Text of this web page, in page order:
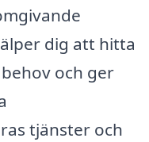
dig att hitta
och ger
tjänster och